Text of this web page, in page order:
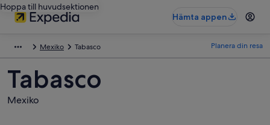
Hoppa till huvudsektionen
Hämta appen
Mexiko Tabasco Planera din resa
Tabasco
Mexiko